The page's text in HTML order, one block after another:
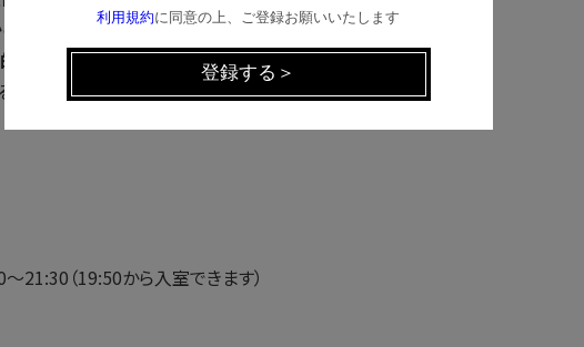
国内までの現状と今後の可能性
思考を伸ばすための５つのエッセンス
ベントです。
21:30（19:50から入室できます）
利用規約に同意の上、ご登録お願いいたします